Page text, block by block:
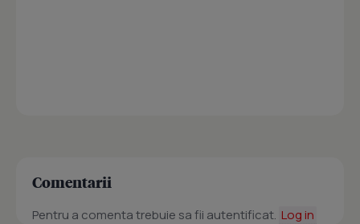
Comentarii
Pentru a comenta trebuie sa fii autentificat. Log in